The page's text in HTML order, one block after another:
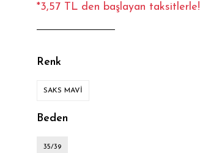
*3,57 TL den başlayan taksitlerle!
Renk
SAKS MAVİ
Beden
35/39